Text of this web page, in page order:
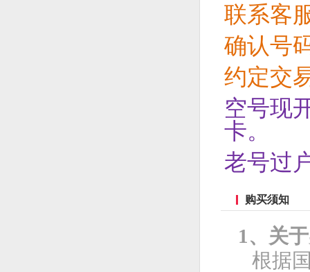
联系客
确认号
约定交
空号现
卡。
老号过
购买须知
1、关
根据